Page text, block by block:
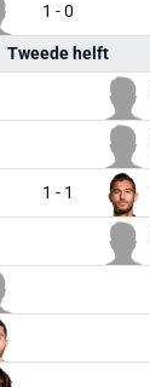
1 - 0
Tweede helft
1 - 1